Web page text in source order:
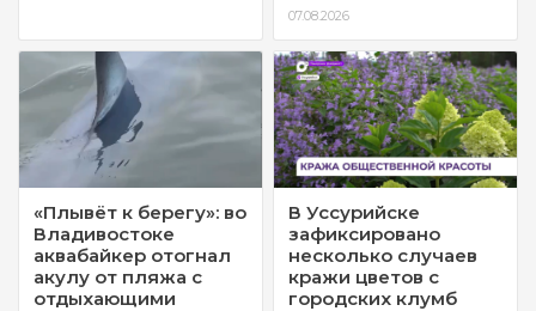
«Плывёт к берегу»: во
Владивостоке
аквабайкер отогнал
акулу от пляжа с
отдыхающими
07.08.2026
В Уссурийске
зафиксировано
несколько случаев
кражи цветов с
городских клумб